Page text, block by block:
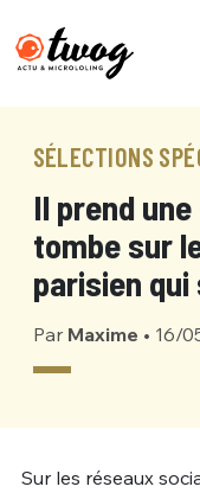
SÉLECTIONS
Il prend
tombe sur
parisien qui
Par Maxime • 16/
Sur les réseaux
PSEUDO*
PSEUDO
Que